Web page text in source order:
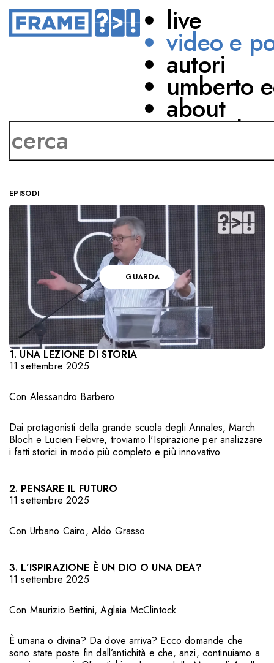
live
video e
autori
umberto
about
network
contatti
FESTIVAL DELLA
COMUNICAZIONE
2025
di Autori vari
EPISODI
GUARDA
1. UNA LEZIONE DI STORIA
11 settembre 2025
Con Alessandro Barbero
Dai protagonisti della grande scuola degli Annales, March
Bloch e Lucien Febvre, troviamo l'Ispirazione per analizzare
i fatti storici in modo più completo e più innovativo.
2. PENSARE IL FUTURO
11 settembre 2025
Con Urbano Cairo, Aldo Grasso
3. L’ISPIRAZIONE È UN DIO O UNA DEA?
11 settembre 2025
Con Maurizio Bettini,Aglaia McClintock
È umana o divina? Da dove arriva? Ecco domande che
sono state poste fin dall’antichità e che, anzi, continuiamo a